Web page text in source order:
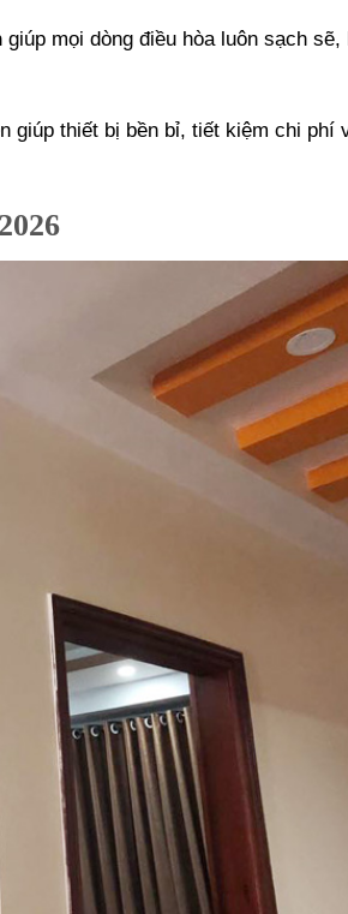
giúp mọi dòng điều hòa luôn sạch sẽ,
giúp thiết bị bền bỉ, tiết kiệm chi phí